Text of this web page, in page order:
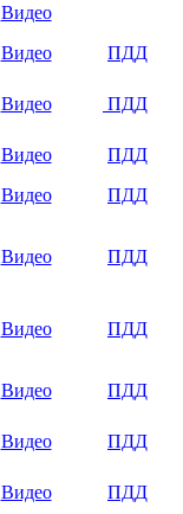
Видео
Видео
ПДД
Видео ПДД
Видео
ПДД
Видео
ПДД
Видео ПДД
Видео ПДД
Видео ПДД
Видео
ПДД
Видео ПДД